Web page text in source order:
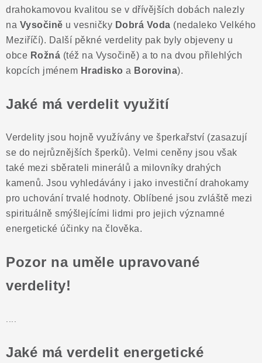
drahokamovou kvalitou se v dřívějších dobách nalezly
na Vysočině u vesničky Dobrá Voda (nedaleko Velkého
Meziříčí). Další pěkné verdelity pak byly objeveny u
obce Rožná (též na Vysočině) a to na dvou přilehlých
kopcích jménem Hradisko a Borovina).
Jaké má verdelit využití
Verdelity jsou hojně využívány ve šperkařství (zasazují
se do nejrůznějších šperků). Velmi ceněny jsou však
také mezi sběrateli minerálů a milovníky drahých
kamenů. Jsou vyhledávány i jako investiční drahokamy
pro uchování trvalé hodnoty. Oblíbené jsou zvláště mezi
spirituálně smýšlejícími lidmi pro jejich významné
energetické účinky na člověka.
Pozor na uměle upravované
verdelity!
Jaké má verdelit energetické